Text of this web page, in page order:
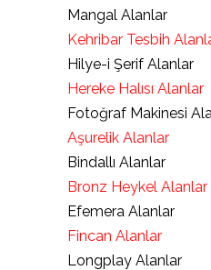
Mangal Alanlar
Kehribar Tesbih
Hilye-i Şerif Alanlar
Hereke Halısı Alanlar
Fotoğraf Makinesi
Aşurelik Alanlar
Bindallı Alanlar
Bronz Heykel Alanlar
Efemera Alanlar
Fincan Alanlar
Longplay Alanlar